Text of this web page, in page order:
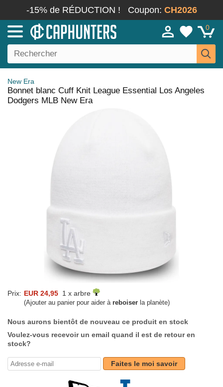
-15% de RÉDUCTION ! Coupon: CH2026
0
New Era
Bonnet blanc Cuff Knit League Essential Los Angeles
Dodgers MLB New Era
Prix: EUR 24,95 1 x arbre
(Ajouter au panier pour aider à reboiser la planète)
Nous aurons bientôt de nouveau ce produit en stock
Voulez-vous recevoir un email quand il est de retour en
stock?
Faites le moi savoir